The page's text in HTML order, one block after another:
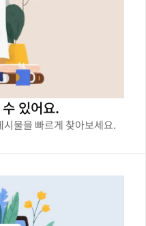
있어요.
물을 빠르게 찾아보세요.